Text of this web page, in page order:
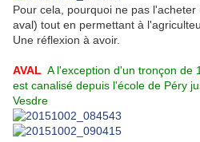
Pour cela, pourquoi ne pas
aval) tout en permettant à
Une réflexion à avoir.
AVAL A l'exception d'un tronçon de
est canalisé depuis l'école de Péry
Vesdre